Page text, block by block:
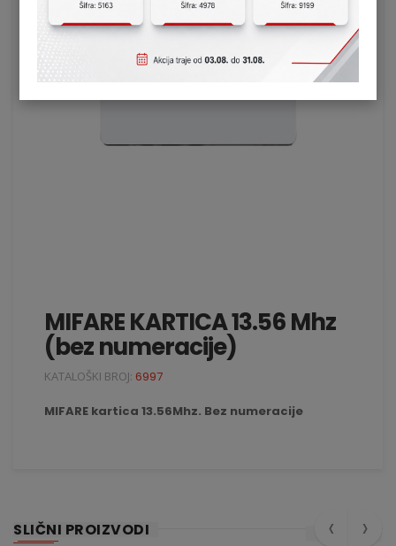
MIFARE KARTICA 13.56 Mhz
(bez numeracije)
KATALOŠKI BROJ: 6997
MIFARE kartica 13.56Mhz. Bez numeracije
SLIČNI PROIZVODI ‹ ›